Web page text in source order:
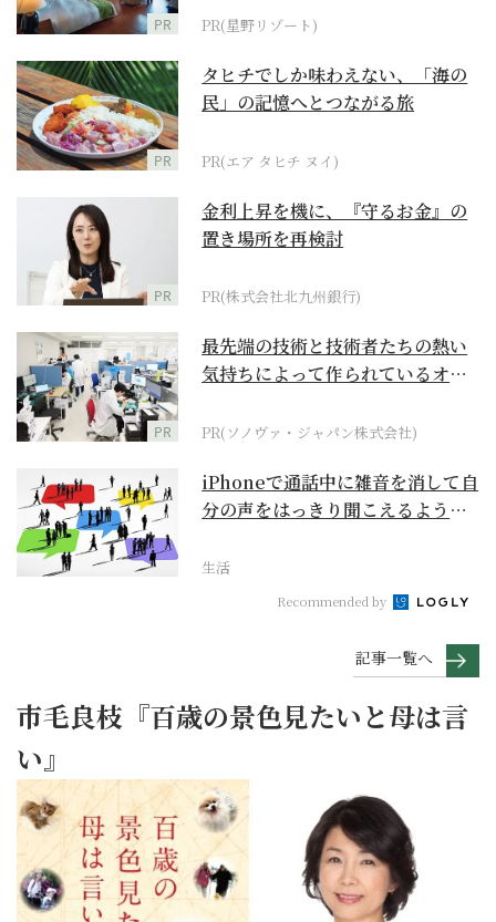
PR PR(星野リゾート)
PR
タヒチでしか味わえない、「海の
民」の記憶へとつながる旅
PR(エア タヒチ ヌイ)
PR
金利上昇を機に、『守るお金』の
置き場所を再検討
PR(株式会社北九州銀行)
PR
最先端の技術と技術者たちの熱い
気持ちによって作られているオー
PR(ソノヴァ・ジャパン株式会社)
iPhoneで通話中に雑音を消して自
分の声をはっきり聞こえるように
生活
Recommended by
記事一覧へ
市毛良枝『百歳の景色見たいと母は言
い』